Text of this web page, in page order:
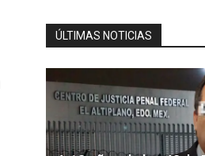
ÚLTIMAS NOTICIAS